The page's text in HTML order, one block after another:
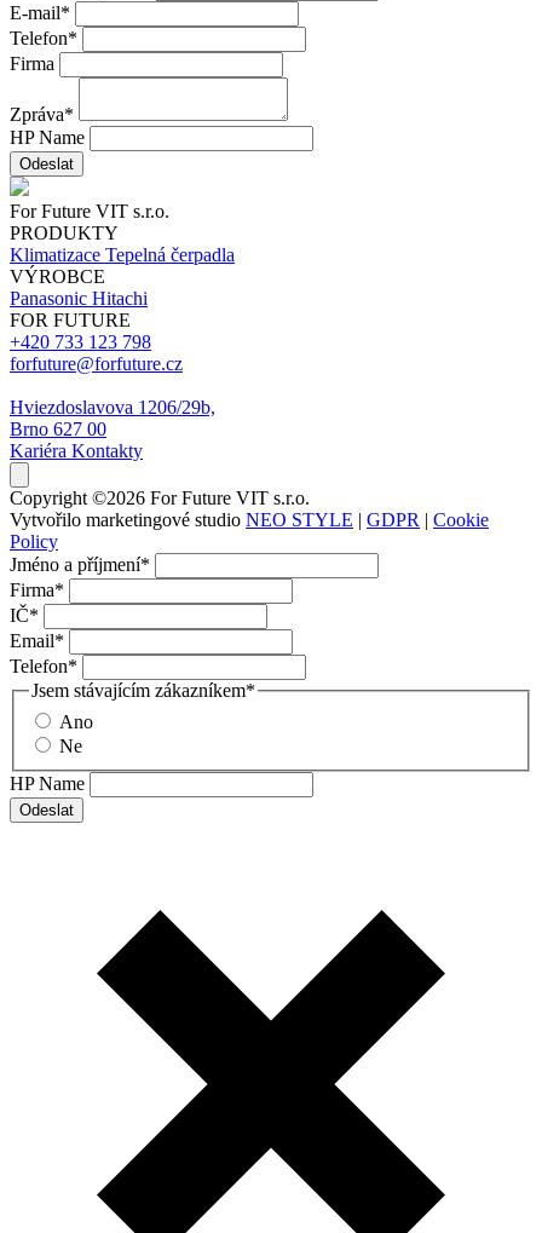
E-mail*
Telefon*
Firma
Zpráva*
HP Name
Odeslat
For Future VIT s.r.o.
PRODUKTY
Klimatizace Tepelná čerpadla
VÝROBCE
Panasonic Hitachi
FOR FUTURE
+420 733 123 798
forfuture@forfuture.cz
Hviezdoslavova 1206/29b,
Brno 627 00
Kariéra Kontakty
Copyright ©2026 For Future VIT s.r.o.
Vytvořilo marketingové studio NEO STYLE | GDPR | Cookie
Policy
Jméno a příjmení*
Firma*
IČ*
Email*
Telefon*
Jsem stávajícím zákazníkem*
Ano
Ne
HP Name
Odeslat